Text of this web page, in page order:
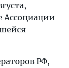
Ассоциации
РФ,